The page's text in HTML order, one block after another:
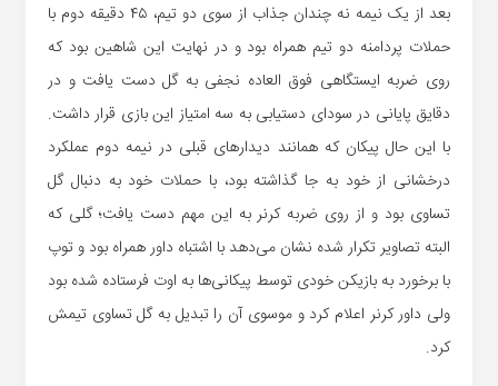
بعد از یک نیمه نه چندان جذاب از سوی دو تیم، ۴۵ دقیقه دوم با
حملات پردامنه دو تیم همراه بود و در نهایت این شاهین بود که
روی ضربه ایستگاهی فوق العاده نجفی به گل دست یافت و در
دقایق پایانی در سودای دستیابی به سه امتیاز این بازی قرار داشت.
با این حال پیکان که همانند دیدارهای قبلی در نیمه دوم عملکرد
درخشانی از خود به جا گذاشته بود، با حملات خود به دنبال گل
تساوی بود و از روی ضربه کرنر به این مهم دست یافت؛ گلی که
البته تصاویر تکرار شده نشان می‌دهد با اشتباه داور همراه بود و توپ
با برخورد به بازیکن خودی توسط پیکانی‌ها به اوت فرستاده شده بود
ولی داور کرنر اعلام کرد و موسوی آن را تبدیل به گل تساوی تیمش
کرد.